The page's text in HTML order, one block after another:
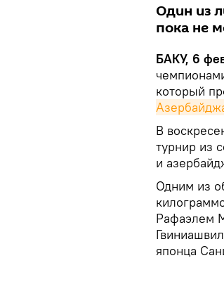
Один из
пока не
БАКУ, 6
который
В
турнир из
и
Одним из
Рафаэлем
японца